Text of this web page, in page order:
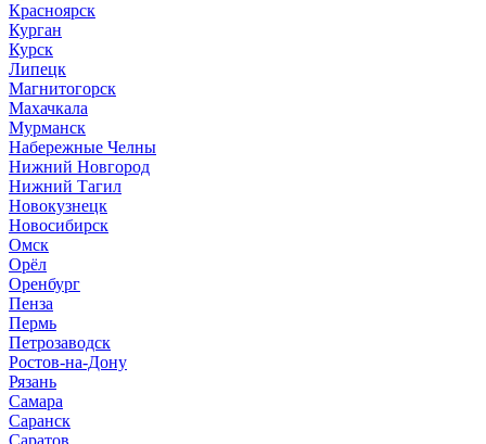
Красноярск
Курган
Курск
Липецк
Магнитогорск
Махачкала
Мурманск
Набережные Челны
Нижний Новгород
Нижний Тагил
Новокузнецк
Новосибирск
Омск
Орёл
Оренбург
Пенза
Пермь
Петрозаводск
Ростов-на-Дону
Рязань
Самара
Саранск
Саратов